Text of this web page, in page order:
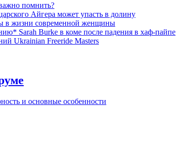
помнить?
Айгера может упасть в долину
в жизни современной женщины
Sarah Burke в коме после падения в хаф-пайпе
Ukrainian Freeride Masters
и основные особенности